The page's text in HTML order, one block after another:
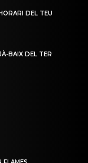
DEL TEU
BAIX DEL TER